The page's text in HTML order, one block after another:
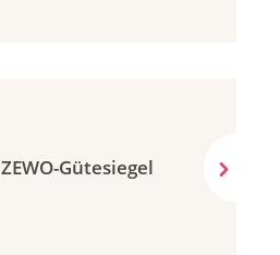
ZEWO-Gütesiegel